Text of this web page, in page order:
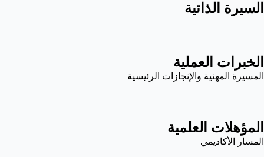
السيرة الذاتية
الخبرات العملية
المسيرة المهنية والإنجازات الرئيسية
المؤهلات العلمية
المسار الأكاديمي